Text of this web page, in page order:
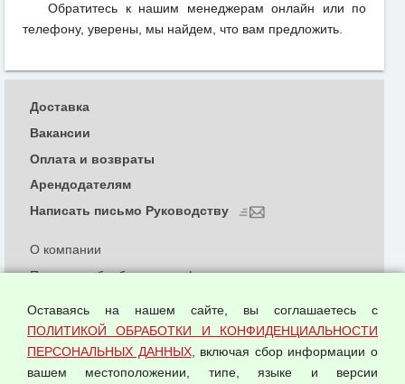
Обратитесь к нашим менеджерам онлайн или по
телефону, уверены, мы найдем, что вам предложить.
О компании
Политика обработки и конфиденциальности
Согласием на обработку персональных данных
Оферта оптовой купли-продажи
Публичная оферта
Доставка
Вакансии
Оплата и возвраты
Арендодателям
Написать письмо Руководству
Оставаясь на нашем сайте, вы соглашаетесь с
ПОЛИТИКОЙ ОБРАБОТКИ И КОНФИДЕНЦИАЛЬНОСТИ
ПЕРСОНАЛЬНЫХ ДАННЫХ, включая сбор информации о
вашем местоположении, типе, языке и версии